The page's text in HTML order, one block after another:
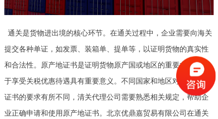
通关是货物进出境的核心环节。在通关过程中，企业需要向海关
提交各种单证，如发票、装箱单、提单等，以证明货物的真实性
和合法性。原产地证书是证明货物原产国或地区的重要文件，对
于享受关税优惠待遇具有重要意义。不同国家和地区对于原产地
证书的要求有所不同，清关代理公司需要熟悉相关规定，帮助企
业正确申请和使用原产地证书。北京优鼎嘉贸易有限公司在通关